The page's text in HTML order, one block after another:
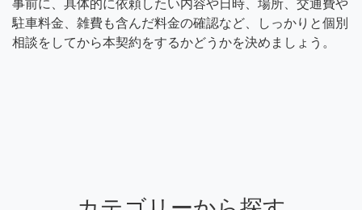
事前に、具体的に依頼したい内容や日時、場所、交通費や
駐車料金、雑費も含んだ料金の確認など、しっかりと個別
相談をしてから本契約をするかどうかを決めましょう。